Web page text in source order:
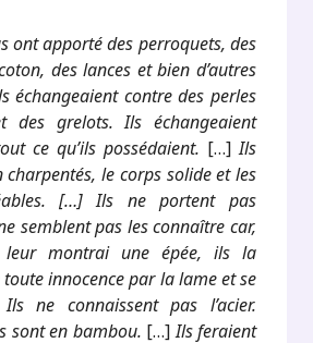
ont apporté des perroquets, des
des lances et bien d’autres
échangeaient contre des perles
des grelots. Ils échangeaient
ce qu’ils possédaient. […]Ils
charpentés, le corps solide et les
[…] Ils ne portent pas
semblent pas les connaître car,
leur montrai une épée, ils la
innocence par la lame et se
ne connaissent pas l’acier.
sont en bambou. […]Ils feraient